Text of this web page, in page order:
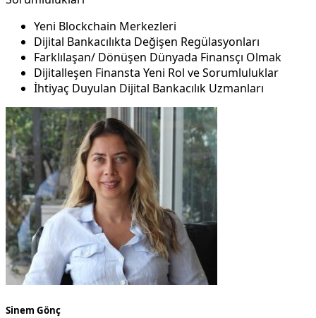
Yeni Blockchain Merkezleri
Dijital Bankacılıkta Değişen Regülasyonları
Farklılaşan/ Dönüşen Dünyada Finansçı Olmak
Dijitalleşen Finansta Yeni Rol ve Sorumluluklar
İhtiyaç Duyulan Dijital Bankacılık Uzmanları
Sinem Gönç